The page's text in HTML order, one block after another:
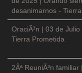
desanimarnos -
OraciÃ³n | 03 de
Tierra Prometida
2Âª ReuniÃ³n